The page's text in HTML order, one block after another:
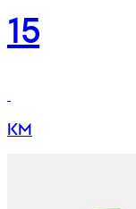
15
KM